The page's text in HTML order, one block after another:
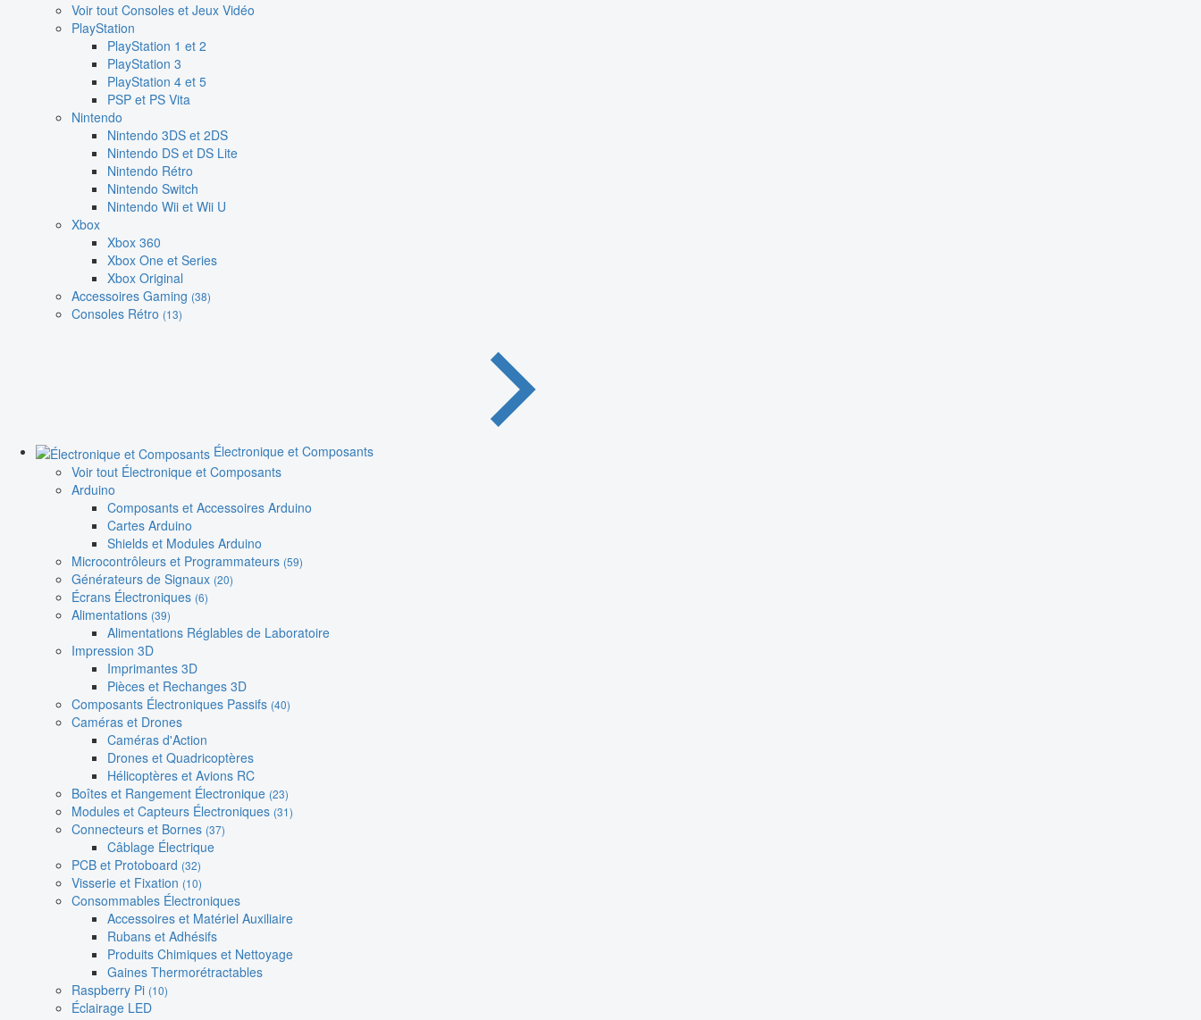
Voir tout Consoles et Jeux Vidéo
PlayStation
PlayStation 1 et 2
PlayStation 3
PlayStation 4 et 5
PSP et PS Vita
Nintendo
Nintendo 3DS et 2DS
Nintendo DS et DS Lite
Nintendo Rétro
Nintendo Switch
Nintendo Wii et Wii U
Xbox
Xbox 360
Xbox One et Series
Xbox Original
Accessoires Gaming (38)
Consoles Rétro (13)
Électronique et Composants
Voir tout Électronique et Composants
Arduino
Composants et Accessoires Arduino
Cartes Arduino
Shields et Modules Arduino
Microcontrôleurs et Programmateurs (59)
Générateurs de Signaux (20)
Écrans Électroniques (6)
Alimentations (39)
Alimentations Réglables de Laboratoire
Impression 3D
Imprimantes 3D
Pièces et Rechanges 3D
Composants Électroniques Passifs (40)
Caméras et Drones
Caméras d'Action
Drones et Quadricoptères
Hélicoptères et Avions RC
Boîtes et Rangement Électronique (23)
Modules et Capteurs Électroniques (31)
Connecteurs et Bornes (37)
Câblage Électrique
PCB et Protoboard (32)
Visserie et Fixation (10)
Consommables Électroniques
Accessoires et Matériel Auxiliaire
Rubans et Adhésifs
Produits Chimiques et Nettoyage
Gaines Thermorétractables
Raspberry Pi (10)
Éclairage LED